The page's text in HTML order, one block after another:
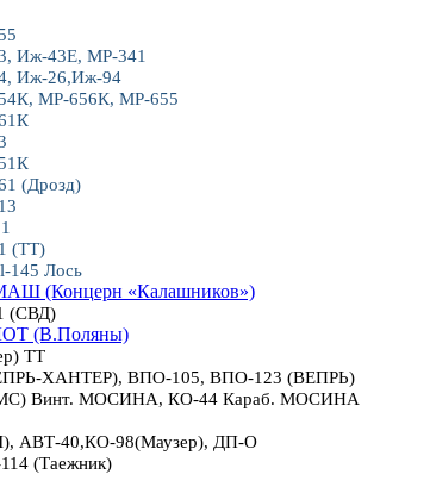
Иж-43Е, МР-341
Иж-26,Иж-94
МР-656К, МР-655
(Дрозд)
(ТТ)
145 Лось
(Концерн «Калашников»)
(СВД)
(В.Поляны)
ТТ
ХАНТЕР), ВПО-105, ВПО-123 (ВЕПРЬ)
Винт. МОСИНА, КО-44 Караб. МОСИНА
АВТ-40,КО-98(Маузер), ДП-О
(Таежник)